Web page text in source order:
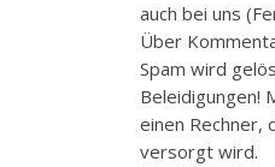
auch bei uns
Über
Spam wird
Beleidigungen!
einen Rechner,
versorgt wird.